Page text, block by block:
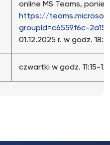
online MS Teams,
https://
groupId=c6559f6c-
01.12.2025 r. w godz.
czwartki w godz. 11:15-